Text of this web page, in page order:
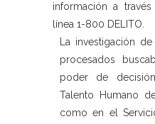
información a
línea 1-800 DELITO.
La investigación
procesados
poder de
Talento Humano
como en el